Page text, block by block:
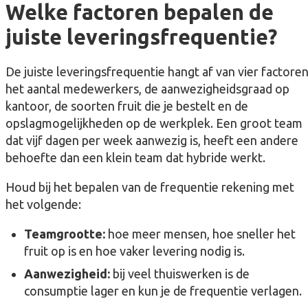
Welke factoren bepalen de
juiste leveringsfrequentie?
De juiste leveringsfrequentie hangt af van vier
het aantal medewerkers, de aanwezigheidsgraad op
kantoor, de soorten fruit die je bestelt en de
opslagmogelijkheden op de werkplek. Een groot team
dat vijf dagen per week aanwezig is, heeft een andere
behoefte dan een klein team dat hybride werkt.
Houd bij het bepalen van de frequentie rekening met
het volgende:
Teamgrootte: hoe meer mensen, hoe sneller het
fruit op is en hoe vaker levering nodig is.
Aanwezigheid: bij veel thuiswerken is de
consumptie lager en kun je de frequentie verlagen.